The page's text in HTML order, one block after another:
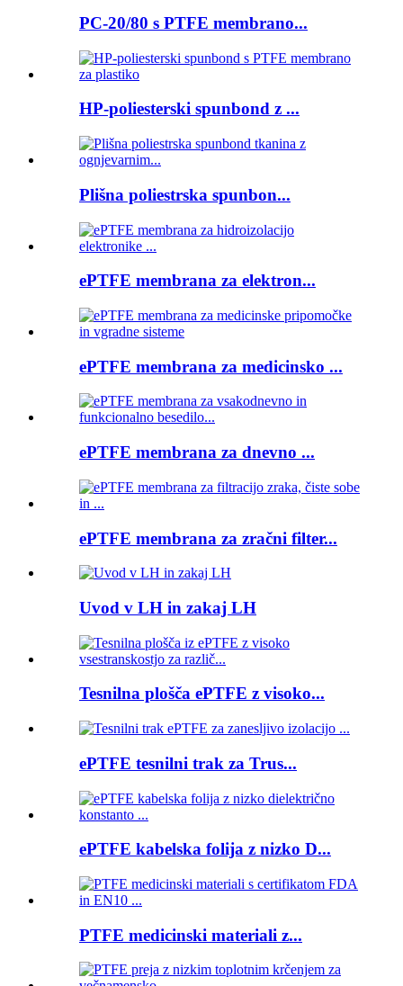
PC-20/80 s PTFE membrano...
HP-poliesterski spunbond z ...
Plišna poliestrska spunbon...
ePTFE membrana za elektron...
ePTFE membrana za medicinsko ...
ePTFE membrana za dnevno ...
ePTFE membrana za zračni filter...
Uvod v LH in zakaj LH
Tesnilna plošča ePTFE z visoko...
ePTFE tesnilni trak za Trus...
ePTFE kabelska folija z nizko D...
PTFE medicinski materiali z...